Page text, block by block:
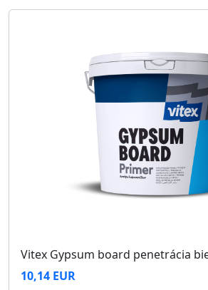
Vitex Gypsum board penetrácia
10,14 EUR